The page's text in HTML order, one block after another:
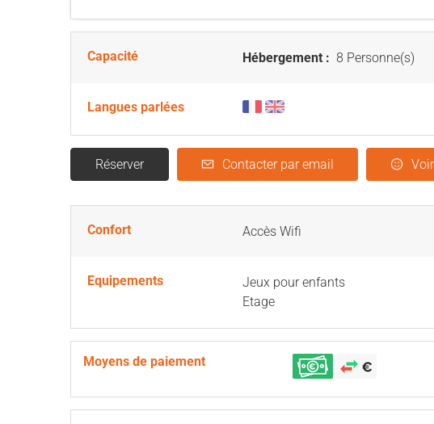
Capacité Hébergement : 8 Personne(s)
Langues parlées
Réserver Contacter par email
Confort Accès Wifi
Equipements
Jeux pour enfants
Etage
Moyens de paiement